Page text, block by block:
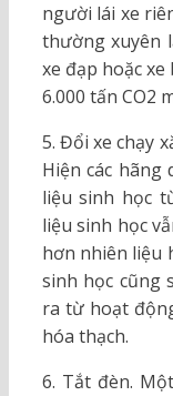
người lái xe
thường xuyên
xe đạp hoặc
6.000 tấn CO2
5. Đổi xe chạy
Hiện các
liệu sinh học
liệu sinh học
hơn nhiên liệu
sinh học cũng
ra từ hoạt
hóa thạch.
6. Tắt đèn.